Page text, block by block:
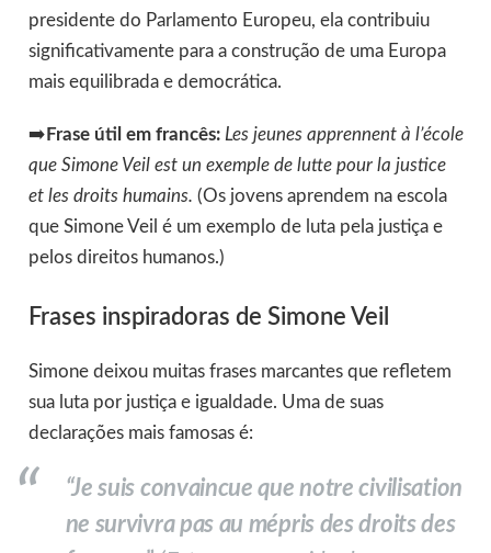
presidente do Parlamento Europeu, ela contribuiu
significativamente para a construção de uma Europa
mais equilibrada e democrática.
➡️ Frase útil em francês: Les jeunes apprennent à l’école
que Simone Veil est un exemple de lutte pour la justice
et les droits humains. (Os jovens aprendem na escola
que Simone Veil é um exemplo de luta pela justiça e
pelos direitos humanos.)
Frases inspiradoras de Simone Veil
Simone deixou muitas frases marcantes que refletem
sua luta por justiça e igualdade. Uma de suas
declarações mais famosas é:
“Je suis convaincue que notre civilisation
ne survivra pas au mépris des droits des